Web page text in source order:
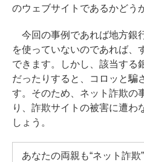
のウェブサイトであるかどう
今回の事例であれば地方銀
を使っていないのであれば、
できます。しかし、該当する
だったりすると、コロッと騙
す。そのため、ネット詐欺の
り、詐欺サイトの被害に遭わ
しょう。
あなたの両親も“ネット詐